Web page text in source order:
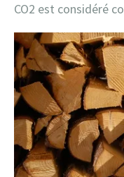
CO2 est considéré